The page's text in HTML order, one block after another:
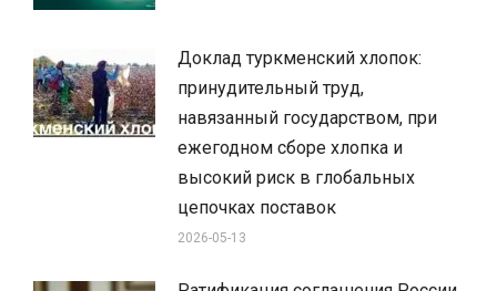
Доклад туркменский хлопок:
принудительный труд,
навязанный государством, при
ежегодном сборе хлопка и
высокий риск в глобальных
цепочках поставок
2026-05-13